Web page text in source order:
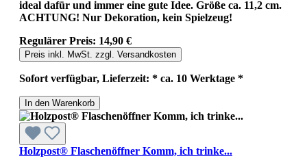
ideal dafür und immer eine gute Idee. Größe ca. 11,2 cm.
ACHTUNG! Nur Dekoration, kein Spielzeug!
Regulärer Preis: 14,90 €
Preis inkl. MwSt. zzgl. Versandkosten
Sofort verfügbar, Lieferzeit: * ca. 10 Werktage *
In den Warenkorb
Holzpost® Flaschenöffner Komm, ich trinke...